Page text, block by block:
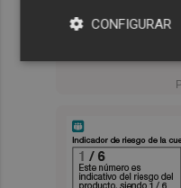
CONFIGURAR